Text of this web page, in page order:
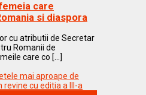
care
si diaspora
cu atributii de Secretar
Romanii de
care co [...]